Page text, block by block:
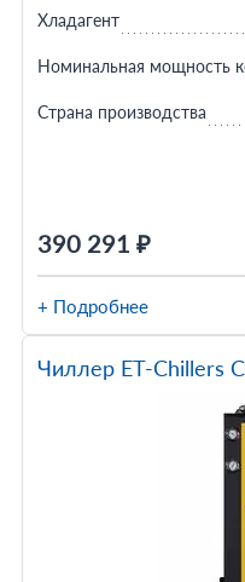
390 291 ₽
Хладагент
Номинальная мощность
Страна производства
+ Подробнее
Чиллер ET-Chillers